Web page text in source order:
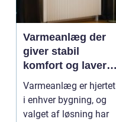
Varmeanlæg der
giver stabil
komfort og lavere
energiregning
Varmeanlæg er hjertet
i enhver bygning, og
valget af løsning har